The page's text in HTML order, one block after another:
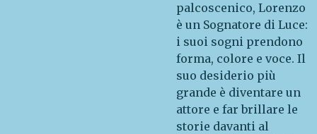
palcoscenico, Lorenzo
è un Sognatore di Luce:
i suoi sogni prendono
forma, colore e voce. Il
suo desiderio più
grande è diventare un
attore e far brillare le
storie davanti al